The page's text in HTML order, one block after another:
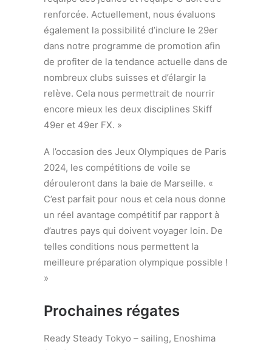
renforcée. Actuellement, nous évaluons
également la possibilité d’inclure le 29er
dans notre programme de promotion afin
de profiter de la tendance actuelle dans de
nombreux clubs suisses et d’élargir la
relève. Cela nous permettrait de nourrir
encore mieux les deux disciplines Skiff
49er et 49er FX. »
A l’occasion des Jeux Olympiques de Paris
2024, les compétitions de voile se
dérouleront dans la baie de Marseille. «
C’est parfait pour nous et cela nous donne
un réel avantage compétitif par rapport à
d’autres pays qui doivent voyager loin. De
telles conditions nous permettent la
meilleure préparation olympique possible !
»
Prochaines régates
Ready Steady Tokyo – sailing, Enoshima